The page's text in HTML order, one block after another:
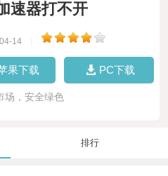
速器打不开
14
果下载 PC下载
场，安全绿色
排行